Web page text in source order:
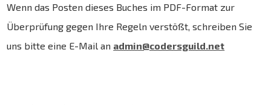
Wenn das Posten dieses Buches im PDF-Format zur
Überprüfung gegen Ihre Regeln verstößt, schreiben Sie
uns bitte eine E-Mail an admin@codersguild.net